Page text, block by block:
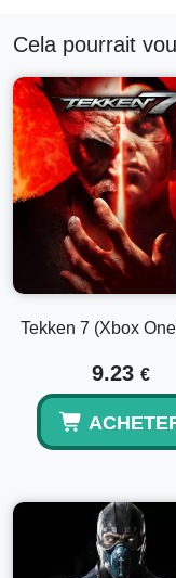
Cela pourrait
Tekken 7 (Xbox
9.23 €